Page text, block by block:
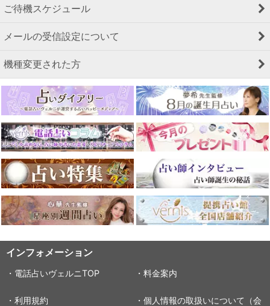
ご待機スケジュール
メールの受信設定について
機種変更された方
インフォメーション
・電話占いヴェルニTOP ・料金案内
・利用規約
・個人情報の取扱いについて（会